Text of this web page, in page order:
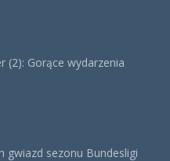
(2): Gorące wydarzenia
gwiazd sezonu Bundesligi